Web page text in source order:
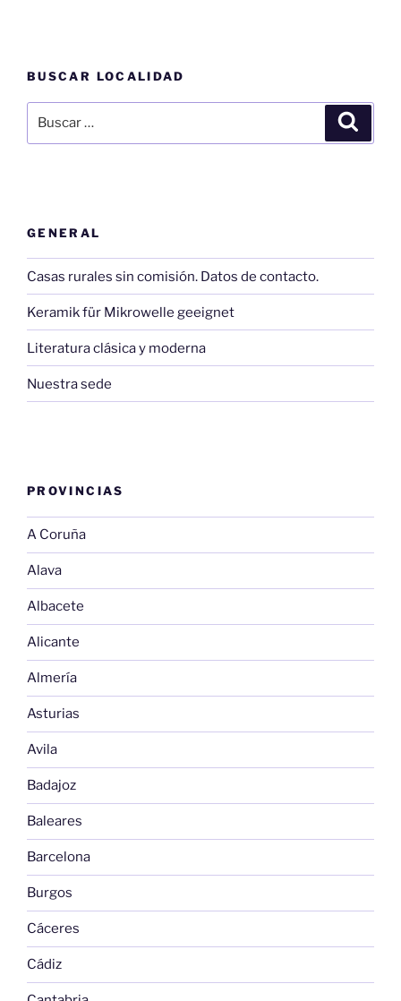
BUSCAR LOCALIDAD
por:
GENERAL
Casas rurales sin comisión. Datos de contacto.
Keramik für Mikrowelle geeignet
Literatura clásica y moderna
Nuestra sede
PROVINCIAS
A Coruña
Alava
Albacete
Alicante
Almería
Asturias
Avila
Badajoz
Baleares
Barcelona
Burgos
Cáceres
Cádiz